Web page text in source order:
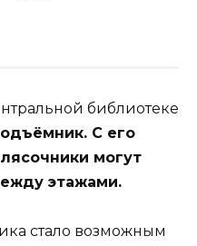
библиотеке
С его
могут
этажами.
стало возможным